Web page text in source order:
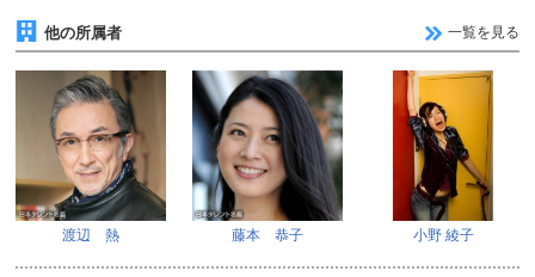
他の所属者 一覧を見る
渡辺 熱 藤本 恭子 小野 綾子